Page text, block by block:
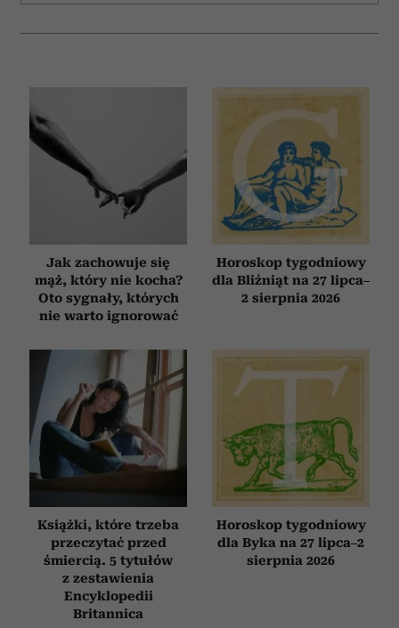
Jak zachowuje się
mąż, który nie kocha?
Oto sygnały, których
nie warto ignorować
Horoskop tygodniowy
dla Bliźniąt na 27 lipca–
2 sierpnia 2026
Książki, które trzeba
przeczytać przed
śmiercią. 5 tytułów
z zestawienia
Encyklopedii
Britannica
Horoskop tygodniowy
dla Byka na 27 lipca–2
sierpnia 2026